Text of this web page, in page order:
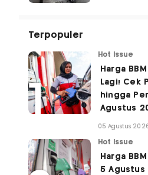
Terpopuler
Hot Issue
Harga
Lagi! Cek
hingga
Agustus
05 Agustus
Hot Issue
Harga
5 Agustus